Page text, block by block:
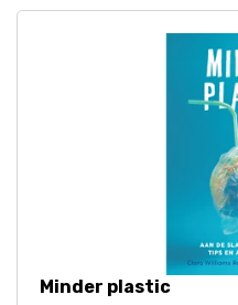
Minder plastic